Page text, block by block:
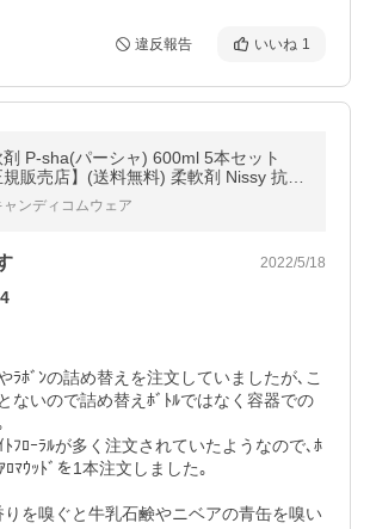
違反報告 いいね 1
剤 P-sha(パーシャ) 600ml 5本セット
規販売店】(送料無料) 柔軟剤 Nissy 抗菌
消臭 オーガニック 赤ちゃん 静電気 埃
毛玉 高級
ャンディコムウェア
2022/5/18
4
ﾗﾎﾞﾝの詰め替えを注文していましたが､こ
ないので詰め替えﾎﾞﾄﾙではなく容器での
ﾄﾌﾛｰﾗﾙが多く注文されていたようなので､ﾎ
ﾛﾏｳｯﾄﾞを1本注文しました｡
りを嗅ぐと牛乳石鹸やニベアの青缶を嗅い